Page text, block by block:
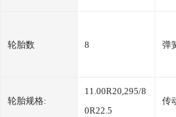
轮胎数 8 弹
轮胎规格:
11.00R20,295/8
0R22.5
传